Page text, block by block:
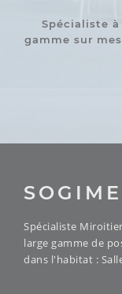
Spécialiste
gamme sur
Spécialiste
large gamme de
dans l'habitat :